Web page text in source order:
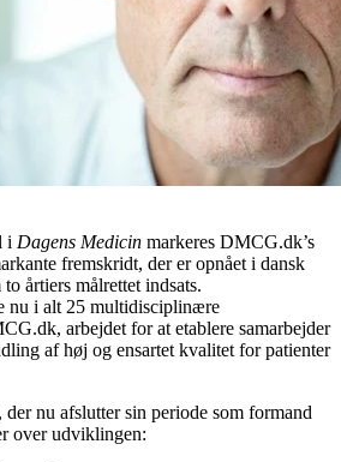
i Dagens Medicin markeres DMCG.dk’s
fremskridt, der er opnået i dansk
årtiers målrettet indsats.
nu i alt 25 multidisciplinære
arbejdet for at etablere samarbejder
af høj og ensartet kvalitet for patienter
nu afslutter sin periode som formand
over udviklingen: